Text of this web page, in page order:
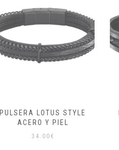
PULSERA LOTUS STYLE
ACERO Y PIEL
34.00 €